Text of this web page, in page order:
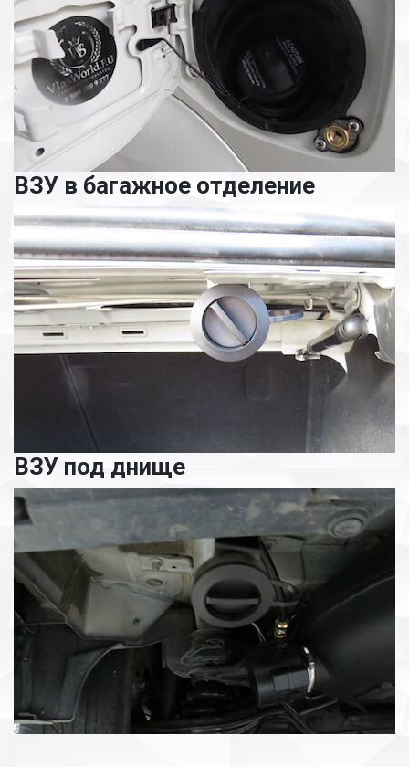
ВЗУ в багажное отделение
ВЗУ под днище